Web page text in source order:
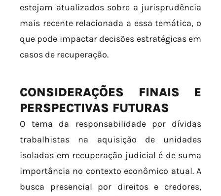
estejam atualizados sobre a jurisprudência
mais recente relacionada a essa temática, o
que pode impactar decisões estratégicas em
casos de recuperação.
CONSIDERAÇÕES FINAIS E
PERSPECTIVAS FUTURAS
O tema da responsabilidade por dívidas
trabalhistas na aquisição de unidades
isoladas em recuperação judicial é de suma
importância no contexto econômico atual. A
busca presencial por direitos e credores,